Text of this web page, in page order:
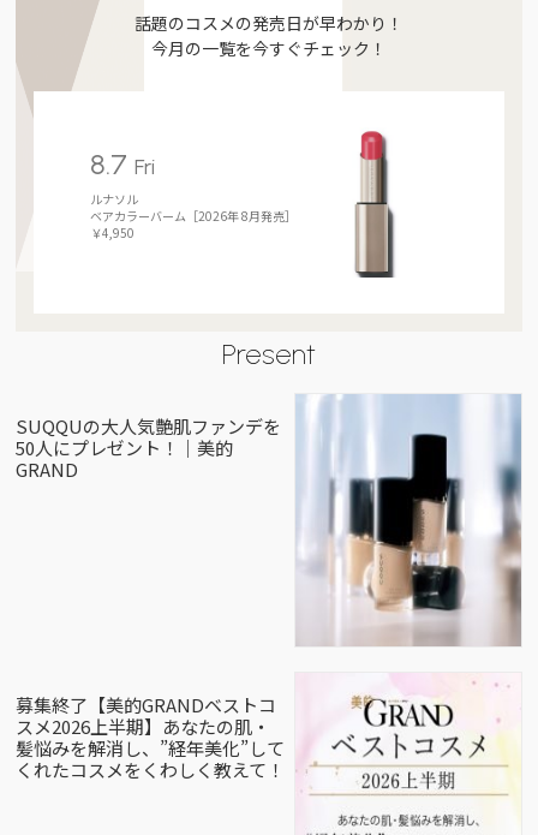
話題のコスメの発売日が早わかり！
今月の一覧を今すぐチェック！
8.7Fri
ルナソル
ベアカラーバーム［2026年 8月発売］
￥4,950
Present
SUQQUの大人気艶肌ファンデを
50人にプレゼント！｜美的
GRAND
募集終了【美的GRANDベストコ
スメ2026上半期】あなたの肌・
髪悩みを解消し、”経年美化”して
くれたコスメをくわしく教えて！